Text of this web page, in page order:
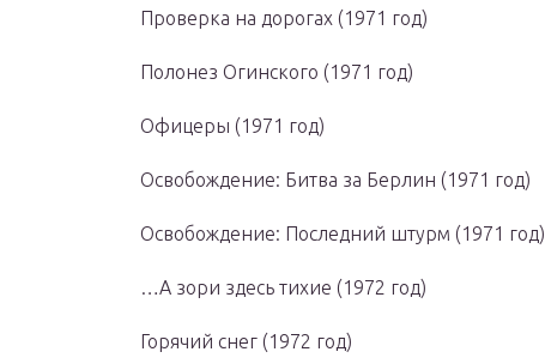
Проверка на дорогах (1971 год)
Полонез Огинского (1971 год)
Офицеры (1971 год)
Освобождение: Битва за Берлин (1971 год)
Освобождение: Последний штурм (1971 год)
…А зори здесь тихие (1972 год)
Горячий снег (1972 год)